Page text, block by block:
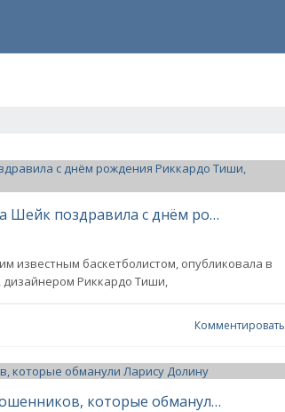
"Ты сделал мою жизнь намного ярче". Ирина Шейк поздравила с днём рождения Риккардо Тиши, обвинённого в изнасиловании
известным баскетболистом, опубликовала в
дизайнером Риккардо Тиши,
Комментировать
Начался суд о взыскании 176 млн рублей с мошенников, которые обманули Ларису Долину